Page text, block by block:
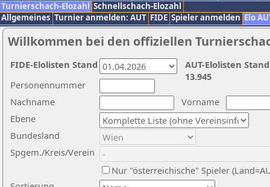
Turnierschach-Elozahl Schnellschach-Elozahl
Allgemeines Turnier anmelden: AUT FIDE Spieler anmelden Elo
Willkommen bei den offiziellen
Nachname
Vorname
Ebene
Personennummer
Bundesland
Spgem./Kreis/Verein
Nur "österreichische" Spieler
AUT-Elolisten
13.945
FIDE-Elolisten Stand